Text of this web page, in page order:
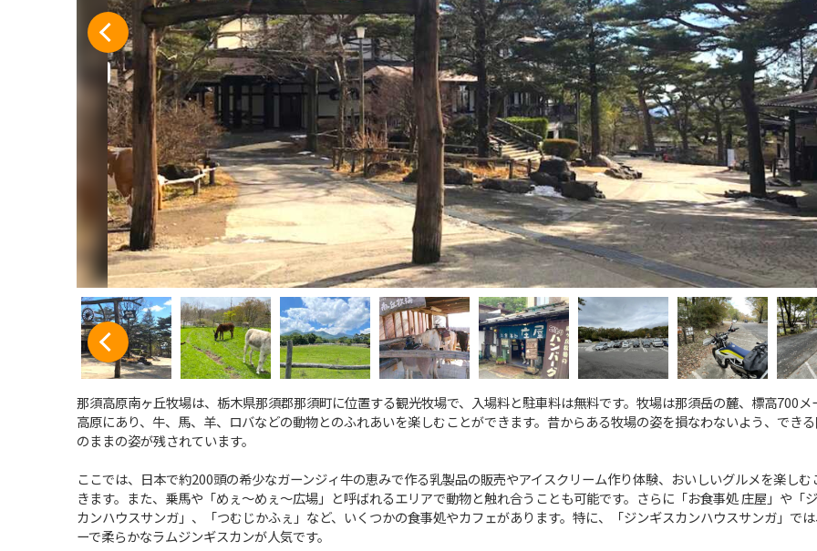
那須高原南ヶ丘牧場は、栃木県那須郡那須町に位置する観光牧場で、入場料と駐車料は無料です。牧場は那須岳の麓、標高700メ
高原にあり、牛、馬、羊、ロバなどの動物とのふれあいを楽しむことができます。昔からある牧場の姿を損なわないよう、でき
のままの姿が残されています。
ここでは、日本で約200頭の希少なガーンジィ牛の恵みで作る乳製品の販売やアイスクリーム作り体験、おいしいグルメを楽しむ
きます。また、乗馬や「めぇ～めぇ～広場」と呼ばれるエリアで動物と触れ合うことも可能です。さらに「お食事処 庄屋」や「
カンハウスサンガ」、「つむじかふぇ」など、いくつかの食事処やカフェがあります。特に、「ジンギスカンハウスサンガ」で
ーで柔らかなラムジンギスカンが人気です。